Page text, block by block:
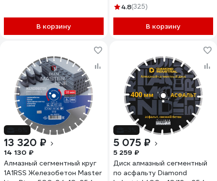
В корзину
4.8(325)
В корзину
13 320 ₽
14 130 ₽
Алмазный сегментный круг
1A1RSS Железобетон Master
5 075 ₽
5 259 ₽
Диск алмазный сегментный
по асфальту Diamond